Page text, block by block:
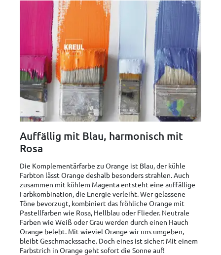
Auffällig mit Blau, harmonisch mit
Rosa
Die Komplementärfarbe zu Orange ist Blau, der kühle
Farbton lässt Orange deshalb besonders strahlen. Auch
zusammen mit kühlem Magenta entsteht eine auffällige
Farbkombination, die Energie verleiht. Wer gelassene
Töne bevorzugt, kombiniert das fröhliche Orange mit
Pastellfarben wie Rosa, Hellblau oder Flieder. Neutrale
Farben wie Weiß oder Grau werden durch einen Hauch
Orange belebt. Mit wieviel Orange wir uns umgeben,
bleibt Geschmackssache. Doch eines ist sicher: Mit einem
Farbstrich in Orange geht sofort die Sonne auf!